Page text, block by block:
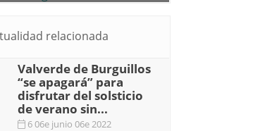
relacionada
Valverde de Burguillos
“se apagará” para
disfrutar del solsticio
de verano sin...
6 06e junio 06e 2022